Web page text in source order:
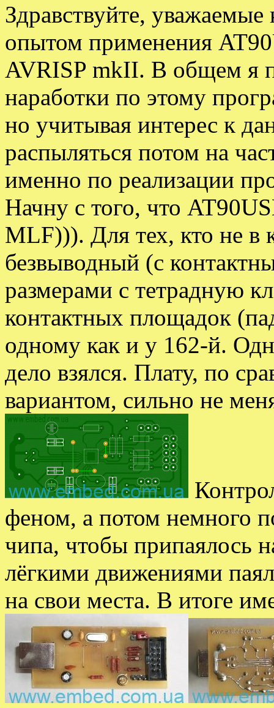
Здравствуйте,
опытом применения
AVRISP mkII. В общем я
наработки по этому
но учитывая интерес к
распыляться потом на
именно по реализации
Начну с того, что
MLF))). Для тех, кто не в
безвыводный (с
размерами с тетрадную
контактных площадок
одному как и у 162-й.
дело взялся. Плату, по
вариантом, сильно не
феном, а потом немного
чипа, чтобы припаялось
лёгкими движениями
на свои места. В итоге